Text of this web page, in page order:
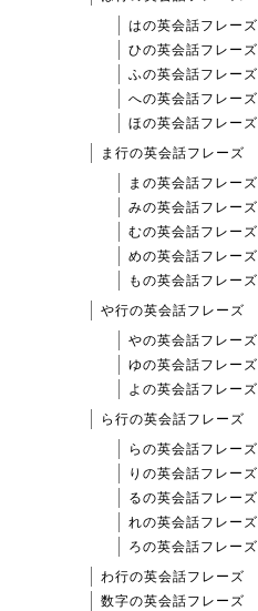
はの英会話フレーズ
ひの英会話フレーズ
ふの英会話フレーズ
への英会話フレーズ
ほの英会話フレーズ
ま行の英会話フレーズ
まの英会話フレーズ
みの英会話フレーズ
むの英会話フレーズ
めの英会話フレーズ
もの英会話フレーズ
や行の英会話フレーズ
やの英会話フレーズ
ゆの英会話フレーズ
よの英会話フレーズ
ら行の英会話フレーズ
らの英会話フレーズ
りの英会話フレーズ
るの英会話フレーズ
れの英会話フレーズ
ろの英会話フレーズ
わ行の英会話フレーズ
数字の英会話フレーズ